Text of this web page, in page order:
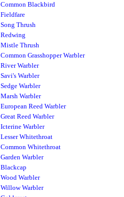
Common Blackbird
Fieldfare
Song Thrush
Redwing
Mistle Thrush
Common Grasshopper Warbler
River Warbler
Savi's Warbler
Sedge Warbler
Marsh Warbler
European Reed Warbler
Great Reed Warbler
Icterine Warbler
Lesser Whitethroat
Common Whitethroat
Garden Warbler
Blackcap
Wood Warbler
Willow Warbler